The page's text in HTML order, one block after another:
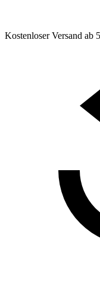
Kostenloser Versand ab